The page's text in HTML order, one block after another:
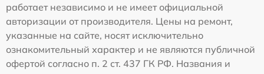
работает независимо и не имеет официальной
авторизации от производителя. Цены на ремонт,
указанные на сайте, носят исключительно
ознакомительный характер и не являются публичной
офертой согласно п. 2 ст. 437 ГК РФ. Названия и